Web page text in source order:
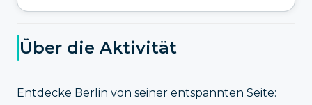
Über die Aktivität
Entdecke Berlin von seiner entspannten Seite: